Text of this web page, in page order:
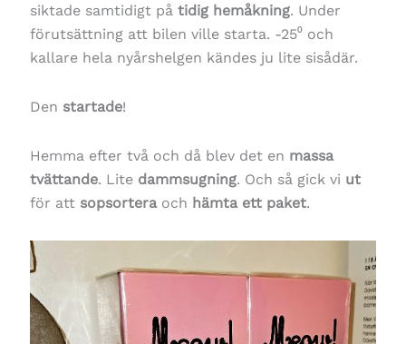
siktade samtidigt på tidig hemåkning. Under
förutsättning att bilen ville starta. -25⁰ och
kallare hela nyårshelgen kändes ju lite sisådär.
Den startade!
Hemma efter två och då blev det en massa
tvättande. Lite dammsugning. Och så gick vi ut
för att sopsorteraoch hämta ett paket.